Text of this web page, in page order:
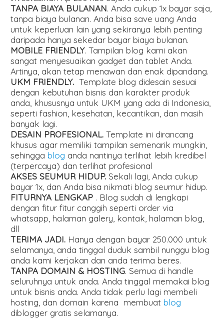
TANPA BIAYA BULANAN. Anda cukup 1x bayar saja,
tanpa biaya bulanan. Anda bisa save uang Anda
untuk keperluan lain yang sekiranya lebih penting
daripada hanya sekedar bayar biaya bulanan.
MOBILE FRIENDLY. Tampilan blog kami akan
sangat menyesuaikan gadget dan tablet Anda.
Artinya, akan tetap menawan dan enak dipandang.
UKM FRIENDLY. Template blog didesain sesuai
dengan kebutuhan bisnis dan karakter produk
anda, khususnya untuk UKM yang ada di Indonesia,
seperti fashion, kesehatan, kecantikan, dan masih
banyak lagi.
DESAIN PROFESIONAL. Template ini dirancang
khusus agar memiliki tampilan semenarik mungkin,
sehinggablog anda nantinya terlihat lebih kredibel
(terpercaya) dan terlihat profesional
AKSES SEUMUR HIDUP. Sekali lagi, Anda cukup
bayar 1x, dan Anda bisa nikmati blog seumur hidup.
FITURNYA LENGKAP . Blog sudah di lengkapi
dengan fitur fitur canggih seperti order via
whatsapp, halaman galery, kontak, halaman blog,
dll
TERIMA JADI. Hanya dengan bayar 250.000 untuk
selamanya, anda tinggal duduk sambil nunggu blog
anda kami kerjakan dan anda terima beres.
TANPA DOMAIN & HOSTING. Semua di handle
seluruhnya untuk anda. Anda tinggal memakai blog
untuk bisnis anda. Anda tidak perlu lagi membeli
hosting, dan domain karena membuatblog
diblogger gratis selamanya.